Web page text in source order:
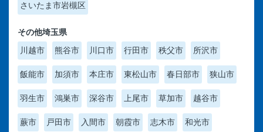
さいたま市岩槻区
その他埼玉県
川越市
熊谷市 川口市 行田市 秩父市 所沢市
飯能市 加須市 本庄市 東松山市 春日部市 狭山市
羽生市 鴻巣市 深谷市 上尾市 草加市 越谷市
蕨市 戸田市 入間市 朝霞市 志木市 和光市